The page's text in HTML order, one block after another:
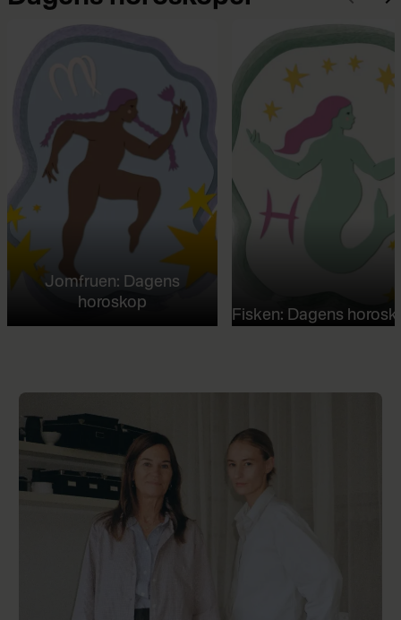
Jomfruen: Dagens
horoskop
Fisken: Dagens